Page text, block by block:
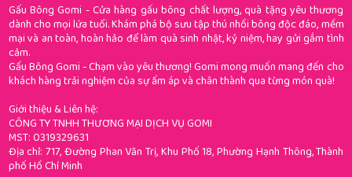
Gấu Bông Gomi - Cửa hàng gấu bông chất lượng, quà tặng yêu thương
dành cho mọi lứa tuổi. Khám phá bộ sưu tập thú nhồi bông độc đáo, mềm
mại và an toàn, hoàn hảo để làm quà sinh nhật, kỷ niệm, hay gửi gắm tình
cảm.
Gấu Bông Gomi - Chạm vào yêu thương! Gomi mong muốn mang đến cho
khách hàng trải nghiệm của sự ấm áp và chân thành qua từng món quà!
Giới thiệu & Liên hệ:
CÔNG TY TNHH THƯƠNG MẠI DỊCH VỤ GOMI
MST: 0319329631
Địa chỉ: 717, Đường Phan Văn Trị, Khu Phố 18, Phường Hạnh Thông, Thành
phố Hồ Chí Minh